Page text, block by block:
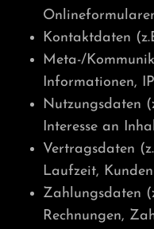
Kontaktdaten
Meta-/
Informationen,
Nutzungsdaten
Interesse an
Vertragsdaten
Laufzeit,
Zahlungsdaten
Rechnungen,